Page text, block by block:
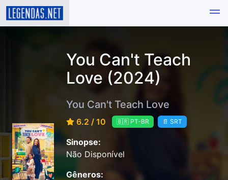
You Can't Teach
Love (2024)
You Can't Teach Love
6.2 / 10 🇧🇷 PT-BR 📄 SRT
Sinopse:
Não Disponível
Gêneros: